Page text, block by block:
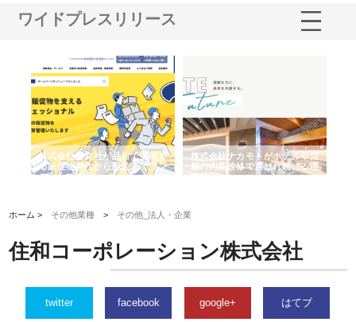
ワイドプレスリリース
株式会社耕文社が品川で実現す
る販促物製作から配送までワン
ストップ対応
株式会社ナカモトがホテルや店
舗の内装改修で選ばれ続ける理
由
ホーム > その他業種 > その他_法人・企業
住和コーポレーション株式会社
twitter facebook google+ はてブ